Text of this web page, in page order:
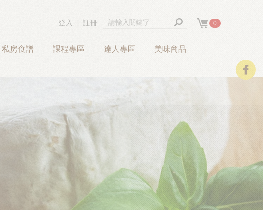
0
登入 註冊
私房食譜 課程專區 達人專區 美味商品